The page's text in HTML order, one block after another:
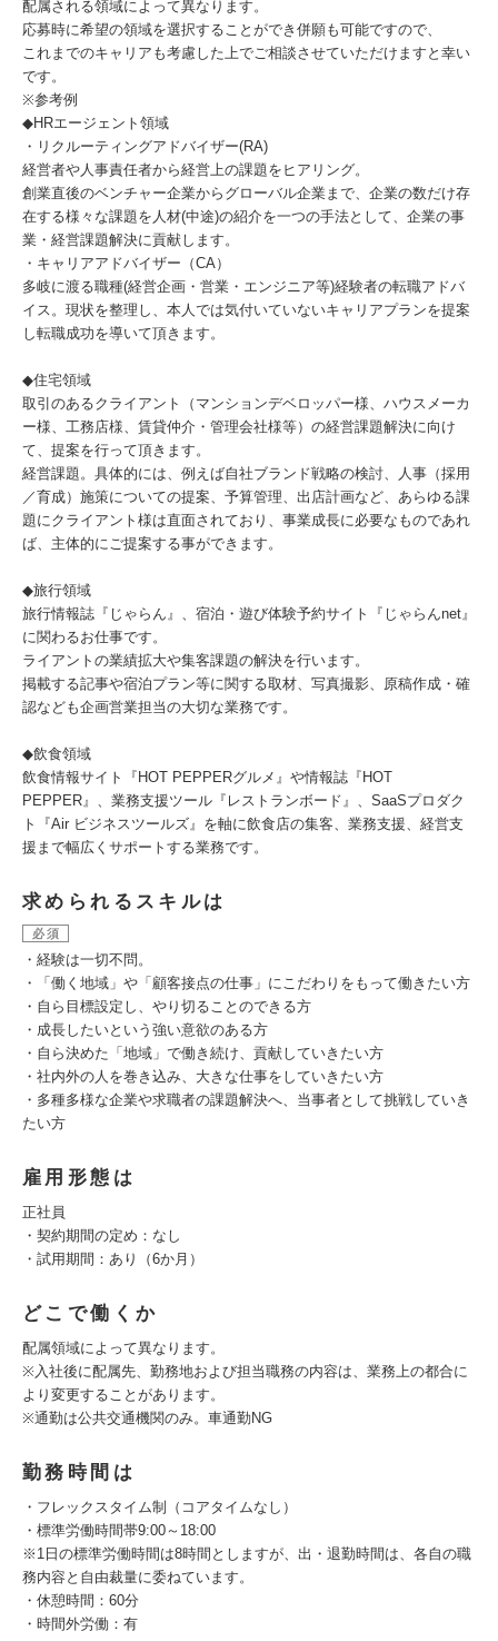
配属される領域によって異なります。
応募時に希望の領域を選択することができ併願も可能ですので、
これまでのキャリアも考慮した上でご相談させていただけますと幸い
です。
※参考例
◆HRエージェント領域
・リクルーティングアドバイザー(RA)
経営者や人事責任者から経営上の課題をヒアリング。
創業直後のベンチャー企業からグローバル企業まで、企業の数だけ存
在する様々な課題を人材(中途)の紹介を一つの手法として、企業の事
業・経営課題解決に貢献します。
・キャリアアドバイザー（CA）
多岐に渡る職種(経営企画・営業・エンジニア等)経験者の転職アドバ
イス。現状を整理し、本人では気付いていないキャリアプランを提案
し転職成功を導いて頂きます。
◆住宅領域
取引のあるクライアント（マンションデベロッパー様、ハウスメーカ
ー様、工務店様、賃貸仲介・管理会社様等）の経営課題解決に向け
て、提案を行って頂きます。
経営課題。具体的には、例えば自社ブランド戦略の検討、人事（採用
／育成）施策についての提案、予算管理、出店計画など、あらゆる課
題にクライアント様は直面されており、事業成長に必要なものであれ
ば、主体的にご提案する事ができます。
◆旅行領域
旅行情報誌『じゃらん』、宿泊・遊び体験予約サイト『じゃらんnet』
に関わるお仕事です。
ライアントの業績拡大や集客課題の解決を行います。
掲載する記事や宿泊プラン等に関する取材、写真撮影、原稿作成・確
認なども企画営業担当の大切な業務です。
◆飲食領域
飲食情報サイト『HOT PEPPERグルメ』や情報誌『HOT
PEPPER』、業務支援ツール『レストランボード』、SaaSプロダク
ト『Air ビジネスツールズ』を軸に飲食店の集客、業務支援、経営支
援まで幅広くサポートする業務です。
求められるスキルは
必須
・経験は一切不問。
・「働く地域」や「顧客接点の仕事」にこだわりをもって働きたい方
・自ら目標設定し、やり切ることのできる方
・成長したいという強い意欲のある方
・自ら決めた「地域」で働き続け、貢献していきたい方
・社内外の人を巻き込み、大きな仕事をしていきたい方
・多種多様な企業や求職者の課題解決へ、当事者として挑戦していき
たい方
雇用形態は
正社員
・契約期間の定め：なし
・試用期間：あり（6か月）
どこで働くか
配属領域によって異なります。
※入社後に配属先、勤務地および担当職務の内容は、業務上の都合に
より変更することがあります。
※通勤は公共交通機関のみ。車通勤NG
勤務時間は
・フレックスタイム制（コアタイムなし）
・標準労働時間帯9:00～18:00
※1日の標準労働時間は8時間としますが、出・退勤時間は、各自の職
務内容と自由裁量に委ねています。
・休憩時間：60分
・時間外労働：有